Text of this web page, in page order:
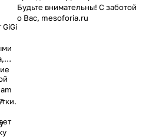
Будьте внимательны! С заботой
о Вас, mesoforia.ru